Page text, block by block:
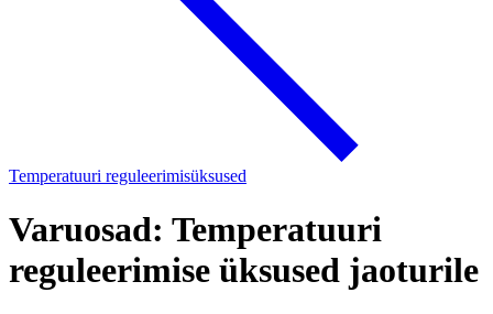
Temperatuuri reguleerimisüksused
Varuosad: Temperatuuri
reguleerimise üksused jaoturile